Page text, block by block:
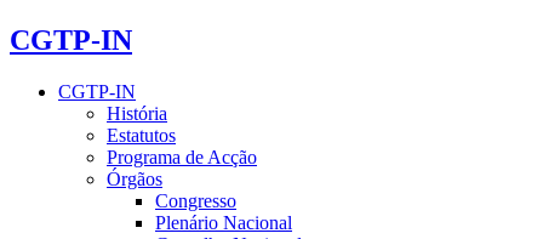
CGTP-IN
CGTP-IN
História
Estatutos
Programa de Acção
Órgãos
Congresso
Plenário Nacional